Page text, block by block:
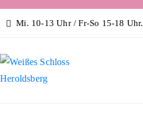
Mi. 10-13 Uhr / Fr-So 15-18 Uhr.